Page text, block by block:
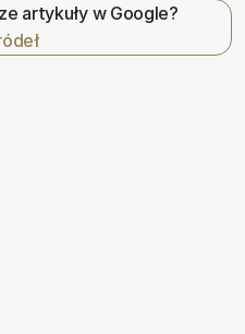
artykuły w Google?